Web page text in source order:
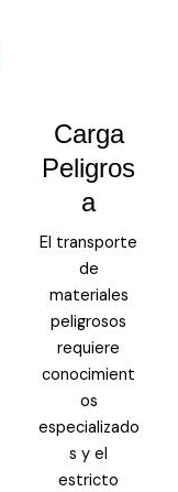
Carga
Peligros
a
El transporte
de
materiales
peligrosos
requiere
conocimient
os
especializado
s y el
estricto